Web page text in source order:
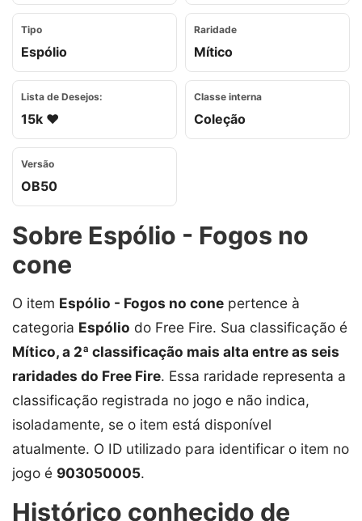
Tipo
Espólio
Raridade
Mítico
Lista de Desejos:
15k ❤️
Classe interna
Coleção
Versão
OB50
Sobre Espólio - Fogos no
cone
O item Espólio - Fogos no cone pertence à
categoria Espólio do Free Fire. Sua classificação é
Mítico, a 2ª classificação mais alta entre as seis
raridades do Free Fire. Essa raridade representa a
classificação registrada no jogo e não indica,
isoladamente, se o item está disponível
atualmente. O ID utilizado para identificar o item no
jogo é 903050005.
Histórico conhecido de